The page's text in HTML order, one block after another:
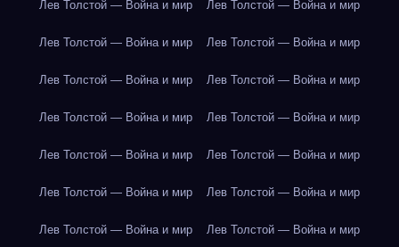
Лев Толстой — Война и мир Лев Толстой — Война и мир
Лев Толстой — Война и мир Лев Толстой — Война и мир
Лев Толстой — Война и мир Лев Толстой — Война и мир
Лев Толстой — Война и мир Лев Толстой — Война и мир
Лев Толстой — Война и мир Лев Толстой — Война и мир
Лев Толстой — Война и мир Лев Толстой — Война и мир
Лев Толстой — Война и мир Лев Толстой — Война и мир